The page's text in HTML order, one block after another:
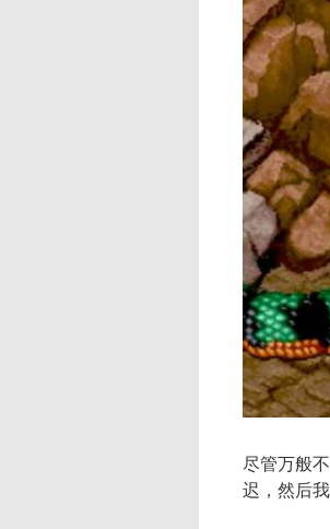
尽管万般
迟，然后